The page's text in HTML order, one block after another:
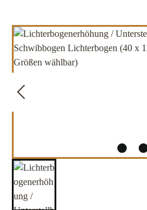
Bildergalerie überspringen